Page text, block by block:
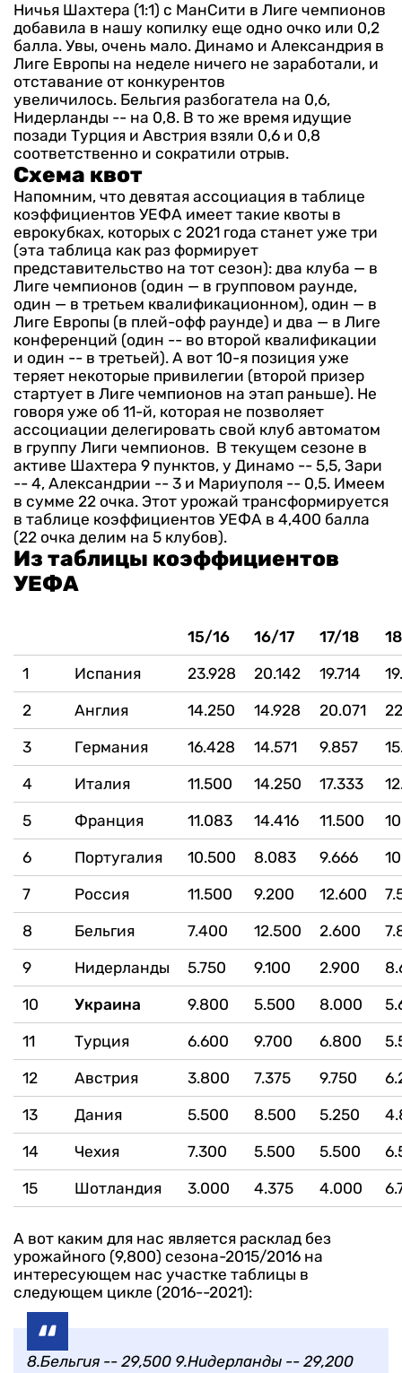
Ничья Шахтера (1:1) с МанСити в Лиге чемпионов
добавила в нашу копилку еще одно очко или 0,2
балла. Увы, очень мало. Динамо и Александрия в
Лиге Европы на неделе ничего не заработали, и
отставание от конкурентов
увеличилось. Бельгия разбогатела на 0,6,
Нидерланды -- на 0,8. В то же время идущие
позади Турция и Австрия взяли 0,6 и 0,8
соответственно и сократили отрыв.
Схема квот
Напомним, что девятая ассоциация в таблице
коэффициентов УЕФА имеет такие квоты в
еврокубках, которых с 2021 года станет уже три
(эта таблица как раз формирует
представительство на тот сезон): два клуба — в
Лиге чемпионов (один — в групповом раунде,
один — в третьем квалификационном), один — в
Лиге Европы (в плей-офф раунде) и два — в Лиге
конференций (один -- во второй квалификации
и один -- в третьей). А вот 10-я позиция уже
теряет некоторые привилегии (второй призер
стартует в Лиге чемпионов на этап раньше). Не
говоря уже об 11-й, которая не позволяет
ассоциации делегировать свой клуб автоматом
в группу Лиги чемпионов. В текущем сезоне в
активе Шахтера 9 пунктов, у Динамо -- 5,5, Зари
-- 4, Александрии -- 3 и Мариуполя -- 0,5. Имеем
в сумме 22 очка. Этот урожай трансформируется
в таблице коэффициентов УЕФА в 4,400 балла
(22 очка делим на 5 клубов).
Из таблицы коэффициентов
УЕФА
15/16 16/17 17/18
1 Испания 23.928 20.142 19.714
2 Англия 14.250 14.928 20.071
3 Германия 16.428 14.571 9.857
4 Италия 11.500 14.250 17.333
5 Франция 11.083 14.416 11.500
6 Португалия 10.500 8.083 9.666
7 Россия 11.500 9.200 12.600
8 Бельгия 7.400 12.500 2.600
9 Нидерланды 5.750 9.100 2.900
10 Украина 9.800 5.500 8.000
11 Турция 6.600 9.700 6.800
12 Aвстрия 3.800 7.375 9.750
13 Дания 5.500 8.500 5.250
14 Чехия 7.300 5.500 5.500
15 Шотландия 3.000 4.375 4.000
А вот каким для нас является расклад без
урожайного (9,800) сезона-2015/2016 на
интересующем нас участке таблицы в
следующем цикле (2016--2021):
8.Бельгия -- 29,500 9.Нидерланды -- 29,200